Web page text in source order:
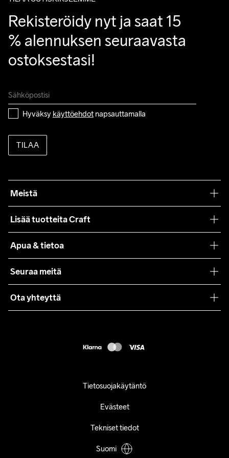
Rekisteröidy nyt ja saat 15
% alennuksen seuraavasta
ostoksestasi!
Hyväksy käyttöehdot napsauttamalla
TILAA
Meistä
Lisää tuotteita Craft
Yhteistyöt
Lehdistö
Apua & tietoa
Käyttöehdot
Asiakaspalvelu
Seuraa meitä
Ota yhteyttä
Tietosuojakäytäntö
Evästeet
Tekniset tiedot
Suomi